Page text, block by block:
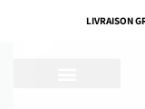
LIVRAISON